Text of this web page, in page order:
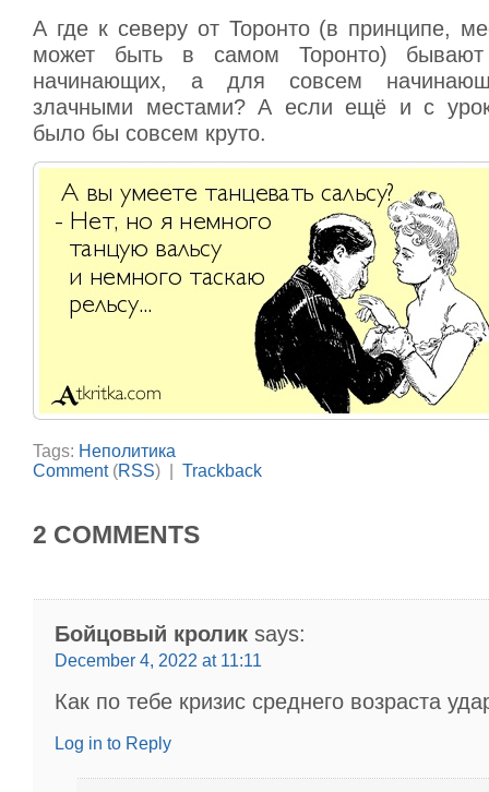
А где к северу от Торонто (в принципе,
может быть в самом Торонто)
начинающих, а для совсем
злачными местами? А если ещё и с
было бы совсем круто.
Tags: Неполитика
Comment(RSS) | Trackback
2 COMMENTS
Бойцовый кролик says:
December 4, 2022 at 11:11
Как по тебе кризис среднего возраста
Log in to Reply